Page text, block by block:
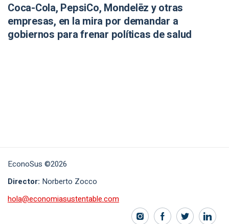
Coca-Cola, PepsiCo, Mondelēz y otras
empresas, en la mira por demandar a
gobiernos para frenar políticas de salud
EconoSus ©2026
Director: Norberto Zocco
hola@economiasustentable.com